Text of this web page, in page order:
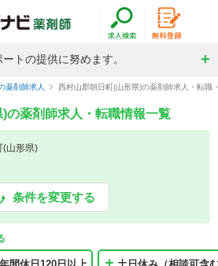
トの提供に努めます。
薬剤師求人 西村山郡朝日町(山形県)の薬剤師求人・転職
の薬剤師求人・転職情報一覧
(山形県)
条件を変更する
年間休日120日以上 土日休み（相談可含